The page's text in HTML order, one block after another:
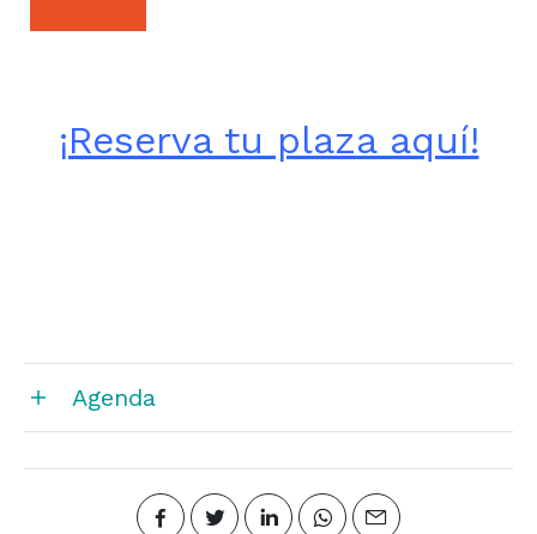
¡Reserva tu plaza aquí!
Agenda